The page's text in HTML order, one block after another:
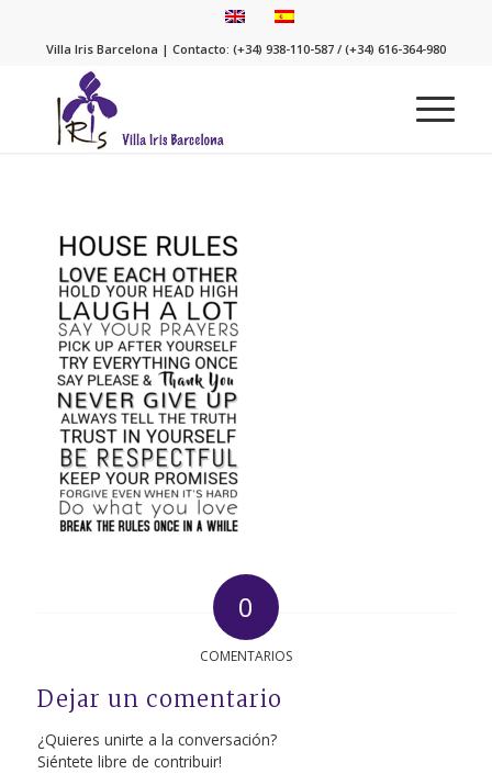
Villa Iris Barcelona | Contacto: (+34) 938-110-587 / (+34) 616-364-980
0
COMENTARIOS
Dejar un comentario
¿Quieres unirte a la conversación?
Siéntete libre de contribuir!